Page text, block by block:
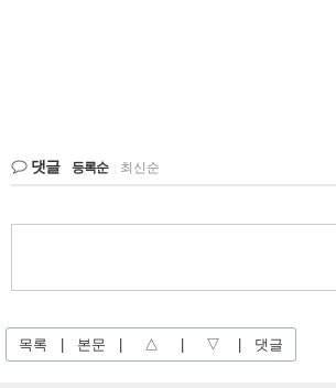
댓글 등록순 최신순
목록 | 본문 | △ | ▽ | 댓글